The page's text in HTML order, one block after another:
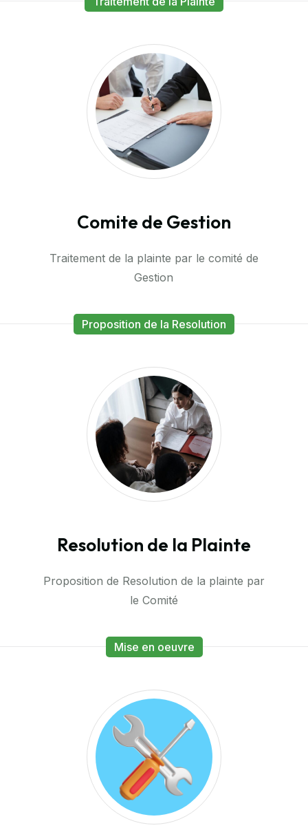
Comite de Gestion
Traitement de la plainte par le comité de
Gestion
Proposition de la Resolution
Resolution de la Plainte
Proposition de Resolution de la plainte par
le Comité
Mise en oeuvre